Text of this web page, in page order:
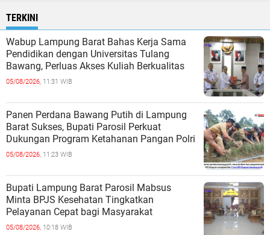
TERKINI
Wabup Lampung Barat Bahas Kerja Sama
Pendidikan dengan Universitas Tulang
Bawang, Perluas Akses Kuliah Berkualitas
05/08/2026, 11:31 WIB
Panen Perdana Bawang Putih di Lampung
Barat Sukses, Bupati Parosil Perkuat
Dukungan Program Ketahanan Pangan Polri
05/08/2026, 11:23 WIB
Bupati Lampung Barat Parosil Mabsus
Minta BPJS Kesehatan Tingkatkan
Pelayanan Cepat bagi Masyarakat
05/08/2026, 10:18 WIB